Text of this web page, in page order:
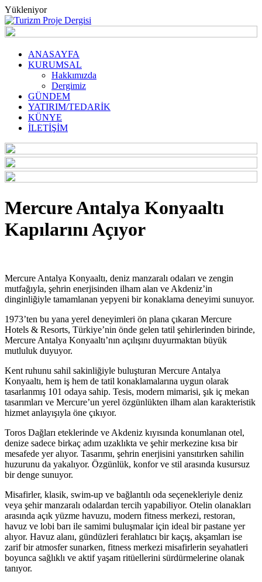
Yükleniyor
ANASAYFA
KURUMSAL
Hakkımızda
Dergimiz
GÜNDEM
YATIRIM/TEDARİK
KÜNYE
İLETİŞİM
Mercure Antalya Konyaaltı
Kapılarını Açıyor
Mercure Antalya Konyaaltı, deniz manzaralı odaları ve zengin
mutfağıyla, şehrin enerjisinden ilham alan ve Akdeniz’in
dinginliğiyle tamamlanan yepyeni bir konaklama deneyimi sunuyor.
1973’ten bu yana yerel deneyimleri ön plana çıkaran Mercure
Hotels & Resorts, Türkiye’nin önde gelen tatil şehirlerinden birinde,
Mercure Antalya Konyaaltı’nın açılışını duyurmaktan büyük
mutluluk duyuyor.
Kent ruhunu sahil sakinliğiyle buluşturan Mercure Antalya
Konyaaltı, hem iş hem de tatil konaklamalarına uygun olarak
tasarlanmış 101 odaya sahip. Tesis, modern mimarisi, şık iç mekan
tasarımları ve Mercure’un yerel özgünlükten ilham alan karakteristik
hizmet anlayışıyla öne çıkıyor.
Toros Dağları eteklerinde ve Akdeniz kıyısında konumlanan otel,
denize sadece birkaç adım uzaklıkta ve şehir merkezine kısa bir
mesafede yer alıyor. Tasarımı, şehrin enerjisini yansıtırken sahilin
huzurunu da yakalıyor. Özgünlük, konfor ve stil arasında kusursuz
bir denge sunuyor.
Misafirler, klasik, swim-up ve bağlantılı oda seçenekleriyle deniz
veya şehir manzaralı odalardan tercih yapabiliyor. Otelin olanakları
arasında açık yüzme havuzu, modern fitness merkezi, restoran,
havuz ve lobi barı ile samimi buluşmalar için ideal bir pastane yer
alıyor. Havuz alanı, gündüzleri ferahlatıcı bir kaçış, akşamları ise
zarif bir atmosfer sunarken, fitness merkezi misafirlerin seyahatleri
boyunca sağlıklı ve aktif yaşam ritüellerini sürdürmelerine olanak
tanıyor.